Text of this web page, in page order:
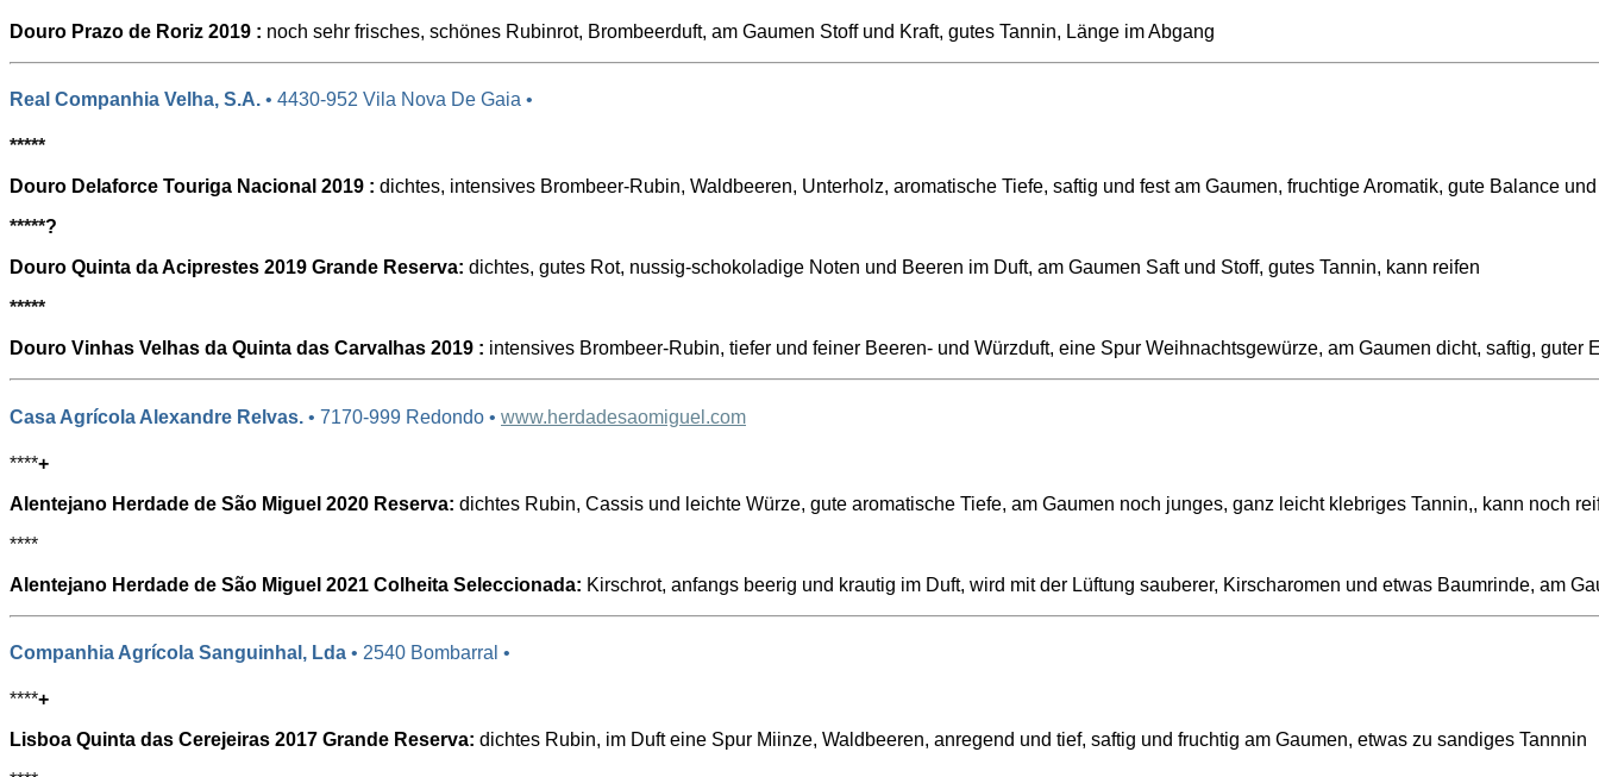
Douro Prazo de Roriz 2019 : noch sehr frisches, schönes Rubinrot, Brombeerduft, am Gaumen Stoff und Kraft, gutes Tannin, Länge im Abgang
Real Companhia Velha, S.A. • 4430-952 Vila Nova De Gaia •
*****
Douro Delaforce Touriga Nacional 2019 : dichtes, intensives Brombeer-Rubin, Waldbeeren, Unterholz, aromatische Tiefe, saftig und fest am Gaumen, fruchtige Aromatik, gute Balance
*****?
Douro Quinta da Aciprestes 2019 Grande Reserva: dichtes, gutes Rot, nussig-schokoladige Noten und Beeren im Duft, am Gaumen Saft und Stoff, gutes Tannin, kann reifen
*****
Douro Vinhas Velhas da Quinta das Carvalhas 2019 : intensives Brombeer-Rubin, tiefer und feiner Beeren- und Würzduft, eine Spur Weihnachtsgewürze, am Gaumen dicht, saftig, guter
Casa Agrícola Alexandre Relvas. • 7170-999 Redondo • www.herdadesaomiguel.com
****+
Alentejano Herdade de São Miguel 2020 Reserva: dichtes Rubin, Cassis und leichte Würze, gute aromatische Tiefe, am Gaumen noch junges, ganz leicht klebriges Tannin,, kann noch
****
Alentejano Herdade de São Miguel 2021 Colheita Seleccionada: Kirschrot, anfangs beerig und krautig im Duft, wird mit der Lüftung sauberer, Kirscharomen und etwas Baumrinde, am
Companhia Agrícola Sanguinhal, Lda • 2540 Bombarral •
****+
Lisboa Quinta das Cerejeiras 2017 Grande Reserva: dichtes Rubin, im Duft eine Spur Miinze, Waldbeeren, anregend und tief, saftig und fruchtig am Gaumen, etwas zu sandiges Tannnin